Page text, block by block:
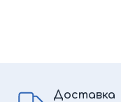
Доставка